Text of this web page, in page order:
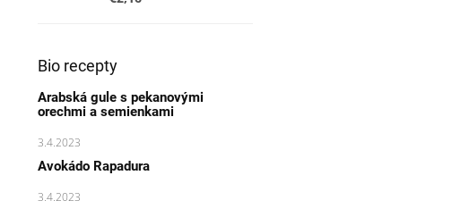
Bio recepty
Arabská gule s pekanovými
orechmi a semienkami
3.4.2023
Avokádo Rapadura
3.4.2023